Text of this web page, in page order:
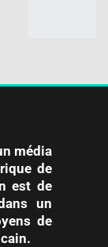
média
de
est de
un
de